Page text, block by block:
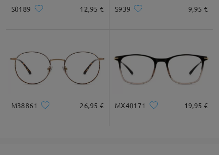
S0189 12,95 € S939 9,95 €
M38861 26,95 € MX40171 19,95 €